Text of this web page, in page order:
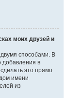
моих друзей и
способами. В
добавления в
это прямо
имени
из